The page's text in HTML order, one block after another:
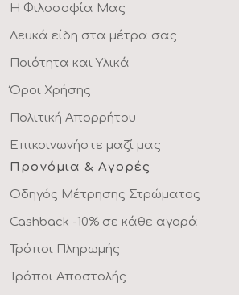
Η Φιλοσοφία Μας
Λευκά είδη στα μέτρα σας
Ποιότητα και Υλικά
Όροι Χρήσης
Πολιτική Απορρήτου
Επικοινωνήστε μαζί μας
Προνόμια & Αγορές
Οδηγός Μέτρησης Στρώματος
Cashback -10% σε κάθε αγορά
Τρόποι Πληρωμής
Τρόποι Αποστολής